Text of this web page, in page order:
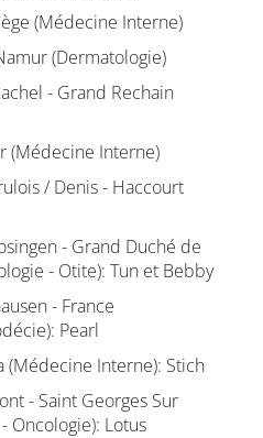
(Médecine Interne)
(Dermatologie)
- Grand Rechain
(Médecine Interne)
/ Denis - Haccourt
- Grand Duché de
- Otite): Tun et Bebby
- France
Pearl
(Médecine Interne): Stich
- Saint Georges Sur
Oncologie): Lotus